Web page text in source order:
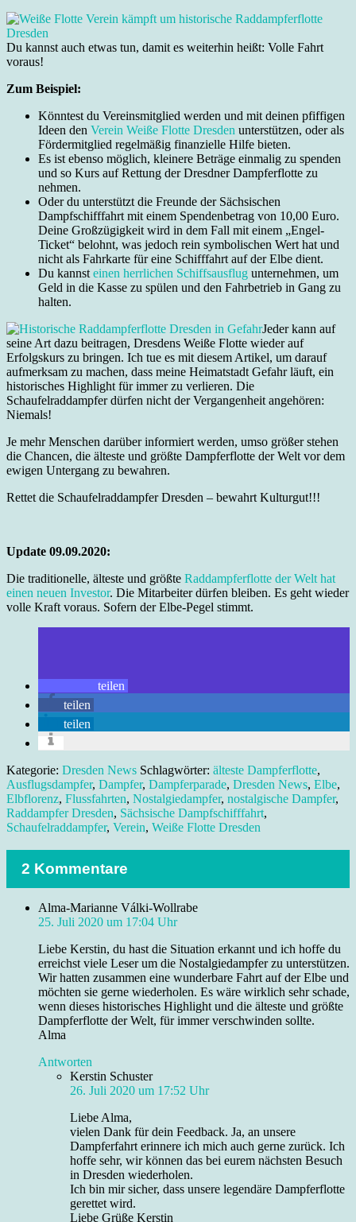
Du kannst auch etwas tun, damit es weiterhin heißt: Volle Fahrt
voraus!
Zum Beispiel:
Könntest du Vereinsmitglied werden und mit deinen pfiffigen
Ideen den Verein Weiße Flotte Dresden unterstützen, oder als
Fördermitglied regelmäßig finanzielle Hilfe bieten.
Es ist ebenso möglich, kleinere Beträge einmalig zu spenden
und so Kurs auf Rettung der Dresdner Dampferflotte zu
nehmen.
Oder du unterstützt die Freunde der Sächsischen
Dampfschifffahrt mit einem Spendenbetrag von 10,00 Euro.
Deine Großzügigkeit wird in dem Fall mit einem „Engel-
Ticket“ belohnt, was jedoch rein symbolischen Wert hat und
nicht als Fahrkarte für eine Schifffahrt auf der Elbe dient.
Du kannst einen herrlichen Schiffsausflug unternehmen, um
Geld in die Kasse zu spülen und den Fahrbetrieb in Gang zu
halten.
Jeder kann auf
seine Art dazu beitragen, Dresdens Weiße Flotte wieder auf
Erfolgskurs zu bringen. Ich tue es mit diesem Artikel, um darauf
aufmerksam zu machen, dass meine Heimatstadt Gefahr läuft, ein
historisches Highlight für immer zu verlieren. Die
Schaufelraddampfer dürfen nicht der Vergangenheit angehören:
Niemals!
Je mehr Menschen darüber informiert werden, umso größer stehen
die Chancen, die älteste und größte Dampferflotte der Welt vor dem
ewigen Untergang zu bewahren.
Rettet die Schaufelraddampfer Dresden – bewahrt Kulturgut!!!
Update 09.09.2020:
Die traditionelle, älteste und größte Raddampferflotte der Welt hat
einen neuen Investor. Die Mitarbeiter dürfen bleiben. Es geht wieder
volle Kraft voraus. Sofern der Elbe-Pegel stimmt.
teilen
teilen
teilen
Kategorie: Dresden News Schlagwörter: älteste Dampferflotte,
Ausflugsdampfer, Dampfer, Dampferparade, Dresden News, Elbe,
Elbflorenz, Flussfahrten, Nostalgiedampfer, nostalgische Dampfer,
Raddampfer Dresden, Sächsische Dampfschifffahrt,
Schaufelraddampfer, Verein, Weiße Flotte Dresden
2 Kommentare
Alma-Marianne Válki-Wollrabe
25. Juli 2020 um 17:04 Uhr
Liebe Kerstin, du hast die Situation erkannt und ich hoffe du
erreichst viele Leser um die Nostalgiedampfer zu unterstützen.
Wir hatten zusammen eine wunderbare Fahrt auf der Elbe und
möchten sie gerne wiederholen. Es wäre wirklich sehr schade,
wenn dieses historisches Highlight und die älteste und größte
Dampferflotte der Welt, für immer verschwinden sollte.
Alma
Antworten
Kerstin Schuster
26. Juli 2020 um 17:52 Uhr
Liebe Alma,
vielen Dank für dein Feedback. Ja, an unsere
Dampferfahrt erinnere ich mich auch gerne zurück. Ich
hoffe sehr, wir können das bei eurem nächsten Besuch
in Dresden wiederholen.
Ich bin mir sicher, dass unsere legendäre Dampferflotte
gerettet wird.
Liebe Grüße Kerstin